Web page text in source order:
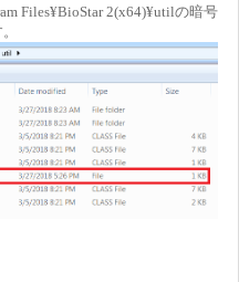
Files¥BioStar 2(x64)¥utilの暗号